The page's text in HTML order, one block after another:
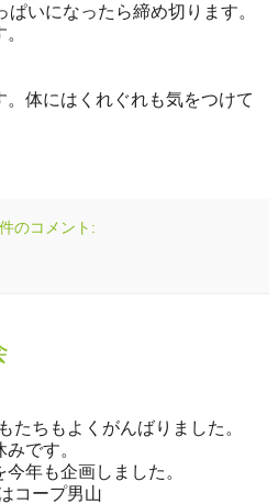
いになったら締め切ります。
体にはくれぐれも気をつけて
のコメント:
たちもよくがんばりました。
です。
年も企画しました。
コープ男山